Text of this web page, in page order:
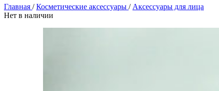
Главная / Косметические аксессуары / Аксессуары для лица
Нет в наличии